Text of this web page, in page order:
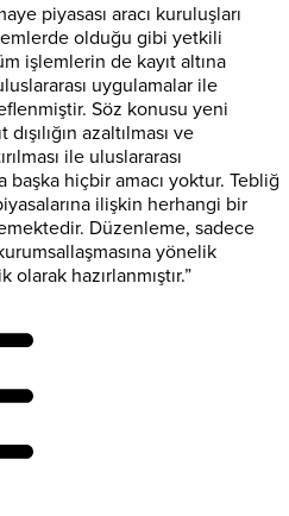
piyasası aracı kuruluşları
olduğu gibi yetkili
işlemlerin de kayıt altına
uygulamalar ile
Söz konusu yeni
azaltılması ve
ile uluslararası
başka hiçbir amacı yoktur. Tebliğ
ilişkin herhangi bir
Düzenleme, sadece
yönelik
hazırlanmıştır.”